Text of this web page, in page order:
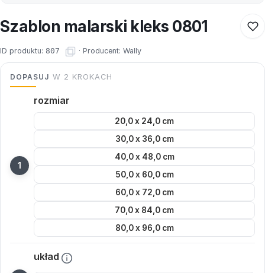
Szablon malarski kleks 0801
ID produktu: 807 · Producent: Wally
DOPASUJ W 2 KROKACH
rozmiar
20,0 x 24,0 cm
30,0 x 36,0 cm
40,0 x 48,0 cm
50,0 x 60,0 cm
60,0 x 72,0 cm
70,0 x 84,0 cm
80,0 x 96,0 cm
układ